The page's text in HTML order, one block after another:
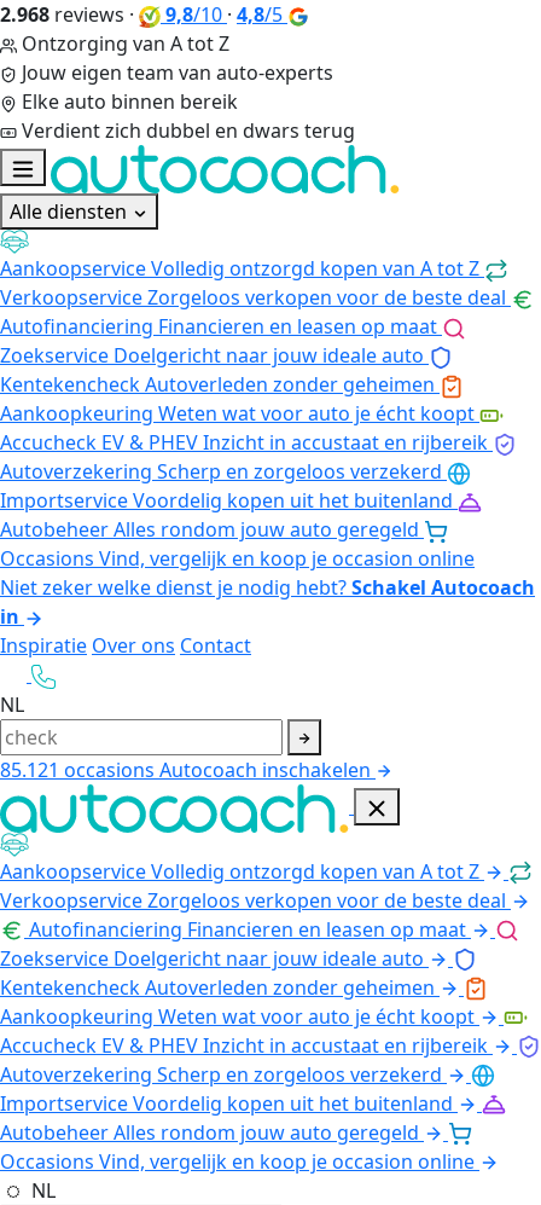
2.968 reviews · 9,8/10 · 4,8/5
Ontzorging van A tot Z
Jouw eigen team van auto-experts
Elke auto binnen bereik
Verdient zich dubbel en dwars terug
Alle diensten
AankoopserviceVolledig ontzorgd kopen van A tot Z
VerkoopserviceZorgeloos verkopen voor de beste deal
Autofinanciering Financieren en leasen op maat
Zoekservice Doelgericht naar jouw ideale auto
KentekencheckAutoverleden zonder geheimen
Aankoopkeuring Weten wat voor auto je écht koopt
Accucheck EV & PHEVInzicht in accustaat en rijbereik
Autoverzekering Scherp en zorgeloos verzekerd
ImportserviceVoordelig kopen uit het buitenland
AutobeheerAlles rondom jouw auto geregeld
Occasions Vind, vergelijk en koop je occasion online
Niet zeker welke dienst je nodig hebt?Schakel Autocoach
in
Inspiratie Over ons Contact
NL
85.121 occasions Autocoach inschakelen
AankoopserviceVolledig ontzorgd kopen van A tot Z
VerkoopserviceZorgeloos verkopen voor de beste deal
Autofinanciering Financieren en leasen op maat
Zoekservice Doelgericht naar jouw ideale auto
KentekencheckAutoverleden zonder geheimen
Aankoopkeuring Weten wat voor auto je écht koopt
Accucheck EV & PHEVInzicht in accustaat en rijbereik
Autoverzekering Scherp en zorgeloos verzekerd
ImportserviceVoordelig kopen uit het buitenland
AutobeheerAlles rondom jouw auto geregeld
Occasions Vind, vergelijk en koop je occasion online
NL